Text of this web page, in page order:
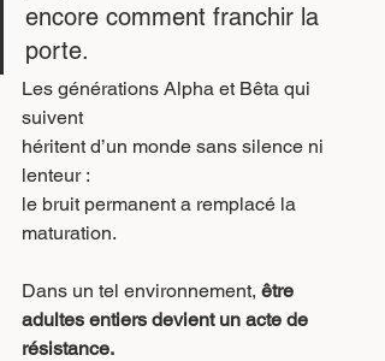
encore comment franchir la
porte.
Les générations Alpha et Bêta qui
suivent
héritent d’un monde sans silence ni
lenteur :
le bruit permanent a remplacé la
maturation.
Dans un tel environnement, être
adultes entiers devient un acte de
résistance.